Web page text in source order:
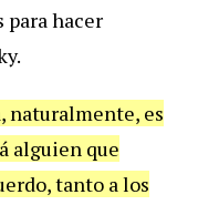
hacer
naturalmente, es
alguien que
tanto a los